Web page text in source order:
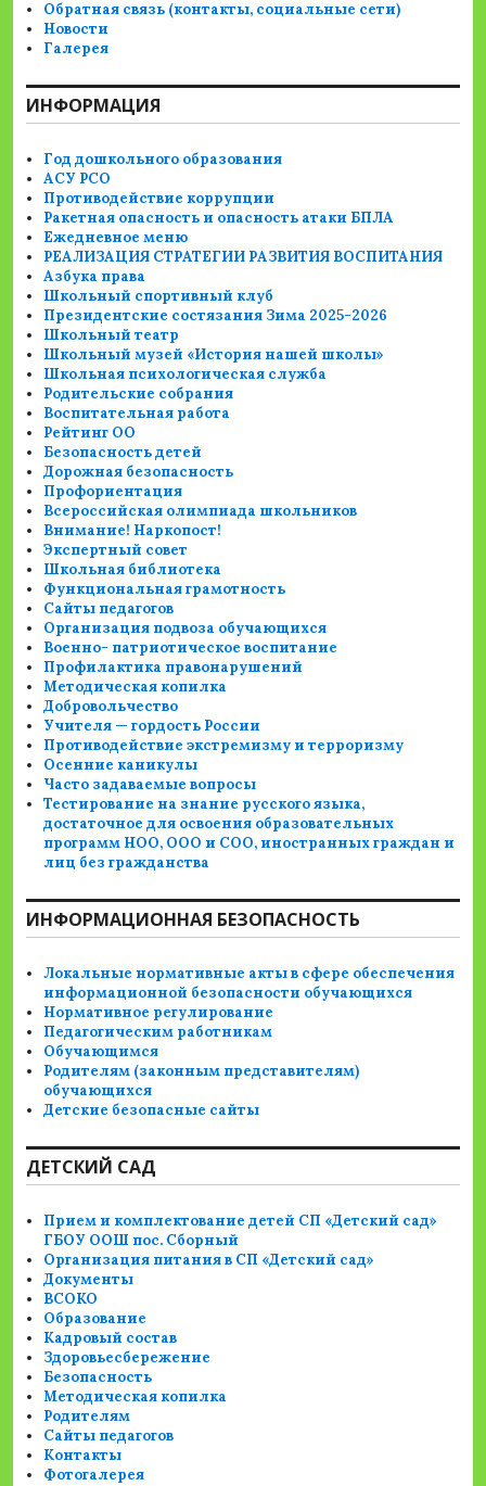
Обратная связь (контакты, социальные сети)
Новости
Галерея
ИНФОРМАЦИЯ
Год дошкольного образования
АСУ РСО
Противодействие коррупции
Ракетная опасность и опасность атаки БПЛА
Ежедневное меню
РЕАЛИЗАЦИЯ СТРАТЕГИИ РАЗВИТИЯ ВОСПИТАНИЯ
Азбука права
Школьный спортивный клуб
Президентские состязания Зима 2025-2026
Школьный театр
Школьный музей «История нашей школы»
Школьная психологическая служба
Родительские собрания
Воспитательная работа
Рейтинг ОО
Безопасность детей
Дорожная безопасность
Профориентация
Всероссийская олимпиада школьников
Внимание! Наркопост!
Экспертный совет
Школьная библиотека
Функциональная грамотность
Сайты педагогов
Организация подвоза обучающихся
Военно- патриотическое воспитание
Профилактика правонарушений
Методическая копилка
Добровольчество
Учителя — гордость России
Противодействие экстремизму и терроризму
Осенние каникулы
Часто задаваемые вопросы
Тестирование на знание русского языка,
достаточное для освоения образовательных
программ НОО, ООО и СОО, иностранных граждан и
лиц без гражданства
ИНФОРМАЦИОННАЯ БЕЗОПАСНОСТЬ
Локальные нормативные акты в сфере обеспечения
информационной безопасности обучающихся
Нормативное регулирование
Педагогическим работникам
Обучающимся
Родителям (законным представителям)
обучающихся
Детские безопасные сайты
ДЕТСКИЙ САД
Прием и комплектование детей СП «Детский сад»
ГБОУ ООШ пос. Сборный
Организация питания в СП «Детский сад»
Документы
ВСОКО
Образование
Кадровый состав
Здоровьесбережение
Безопасность
Методическая копилка
Родителям
Сайты педагогов
Контакты
Фотогалерея